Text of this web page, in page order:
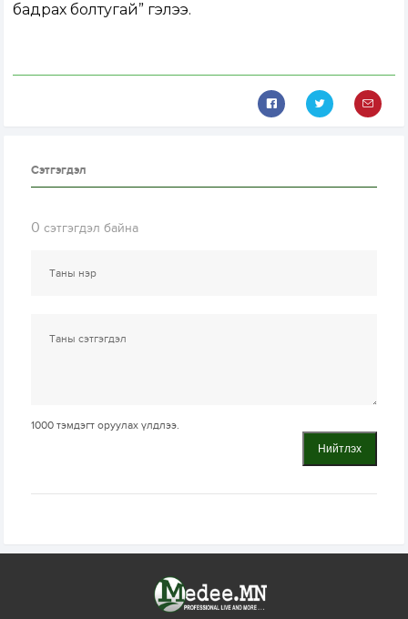
бадрах болтугай” гэлээ.
Сэтгэгдэл
0 сэтгэгдэл байна
1000 тэмдэгт оруулах үлдлээ.
Нийтлэх